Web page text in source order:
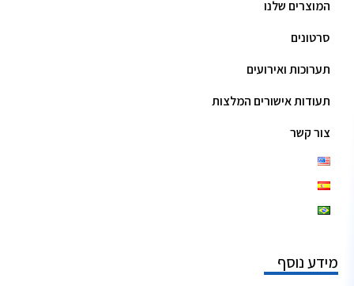
המוצרים שלנו
סרטונים
תערוכות ואירועים
תעודות אישורים המלצות
צור קשר
מידע נוסף